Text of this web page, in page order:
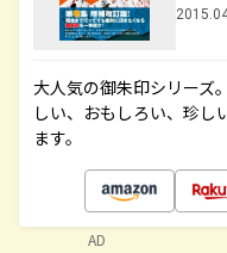
大人気の御朱印シリーズ
しい、おもしろい、珍し
ます。
AD